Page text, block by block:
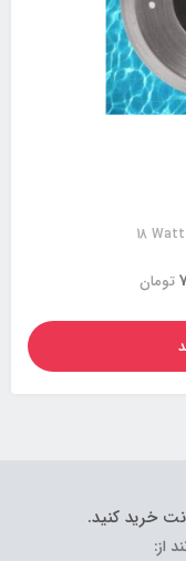
18
تومان
خرید کنید.
از: